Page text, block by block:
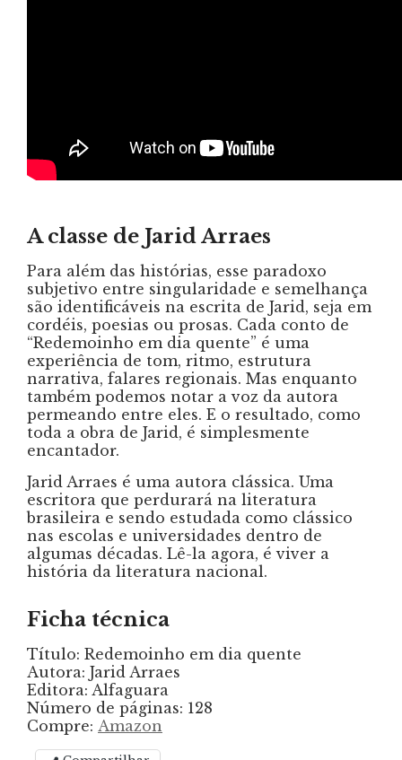
A classe de Jarid Arraes
Para além das histórias, esse paradoxo
subjetivo entre singularidade e semelhança
são identificáveis na escrita de Jarid, seja em
cordéis, poesias ou prosas. Cada conto de
“Redemoinho em dia quente” é uma
experiência de tom, ritmo, estrutura
narrativa, falares regionais. Mas enquanto
também podemos notar a voz da autora
permeando entre eles. E o resultado, como
toda a obra de Jarid, é simplesmente
encantador.
Jarid Arraes é uma autora clássica. Uma
escritora que perdurará na literatura
brasileira e sendo estudada como clássico
nas escolas e universidades dentro de
algumas décadas. Lê-la agora, é viver a
história da literatura nacional.
Ficha técnica
Título: Redemoinho em dia quente
Autora: Jarid Arraes
Editora: Alfaguara
Número de páginas: 128
Compre: Amazon